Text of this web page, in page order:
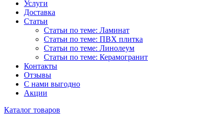
Услуги
Доставка
Статьи
Статьи по теме: Ламинат
Статьи по теме: ПВХ плитка
Статьи по теме: Линолеум
Статьи по теме: Керамогранит
Контакты
Отзывы
С нами выгодно
Акции
Каталог товаров